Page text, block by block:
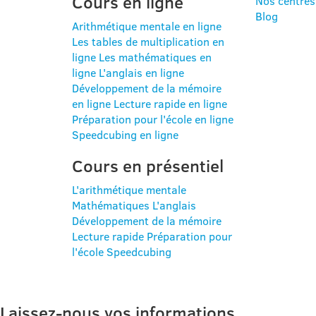
Arithmétique mentale en ligne
Les tables de multiplication en
ligne Les mathématiques en
ligne L'anglais en ligne
Développement de la mémoire
en ligne Lecture rapide en ligne
Préparation pour l'école en ligne
Speedcubing en ligne
Cours en présentiel
L'arithmétique mentale
Mathématiques L'anglais
Développement de la mémoire
Lecture rapide Préparation pour
l'école Speedcubing
Blog